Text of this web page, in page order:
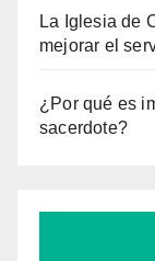
La Iglesia de
mejorar el
¿Por qué es
sacerdote?